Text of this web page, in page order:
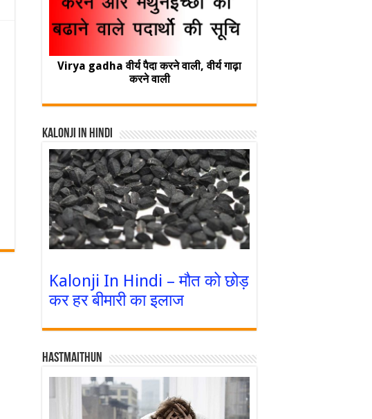
Virya gadha वीर्य पैदा करने वाली, वीर्य गाढ़ा
करने वाली
Kalonji In Hindi
Kalonji In Hindi – मौत को छोड़
कर हर बीमारी का इलाज
Hastmaithun